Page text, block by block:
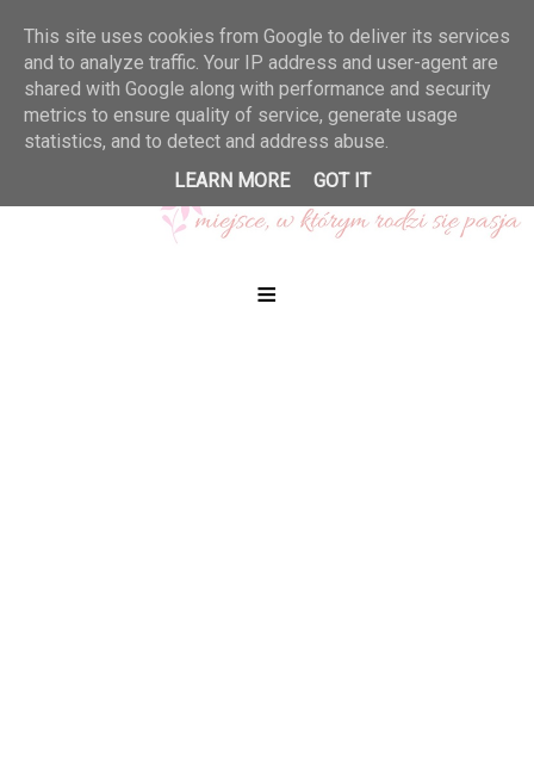
≡
This site uses cookies from Google to deliver its services
and to analyze traffic. Your IP address and user-agent are
shared with Google along with performance and security
metrics to ensure quality of service, generate usage
statistics, and to detect and address abuse.
LEARN MORE
GOT IT